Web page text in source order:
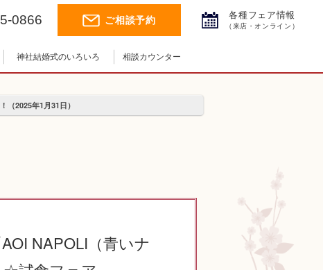
0866 ご相談予約 各種フェア情報
（来店・オンライン）
神社結婚式のいろいろ
神前式とは
神社コラム
挙式の流れ
神社結婚式.jpチャンネル
相談カウンター
（2025年1月31日）
NAPOLI（青いナ